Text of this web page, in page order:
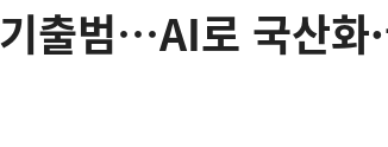
출범…AI로 국산화